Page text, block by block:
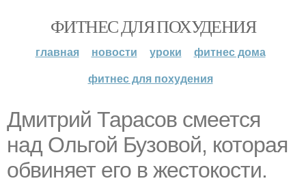
ФИТНЕС ДЛЯ ПОХУДЕНИЯ
главная новости уроки
фитнес дома
фитнес для похудения
Дмитрий Тарасов смеется
над Ольгой Бузовой, которая
обвиняет его в жестокости.